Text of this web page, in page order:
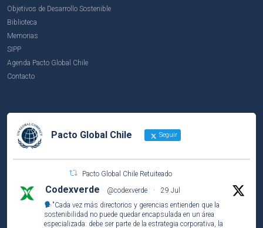
Objetivos de Desarrollo Sostenible
Biblioteca
Memorias
SIPP
Agenda Pacto Global Chile
Contacto
Pacto Global Chile Seguir
Pacto Global Chile Retuiteado
Codexverde @codexverde ·
29 Jul
"Cada vez más directorios y gerencias entienden que la
sostenibilidad no puede quedar encapsulada en un área
especializada: debe ser parte de la estrategia corporativa, la